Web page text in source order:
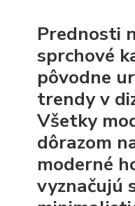
Prednosti
sprchové
pôvodne
trendy v
Všetky
dôrazom
moderné
vyznačujú